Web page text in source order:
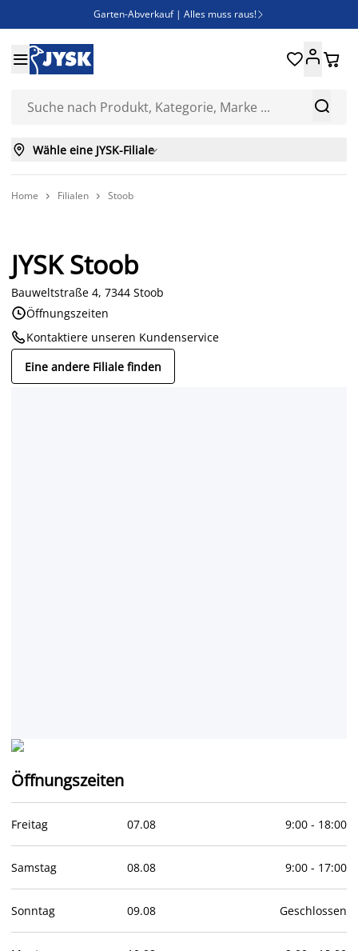
Garten-Abverkauf | Alles muss raus! 
Bist du Unternehmer? Entdecke JYSK-B2B
Esszimmerstuhl ADSLEV um nur 40€


 
 Wähle eine JYSK-Filiale
Home  Filialen  Stoob
JYSK Stoob
Bauweltstraße 4, 7344 Stoob
Öffnungszeiten
Kontaktiere unseren Kundenservice
Eine andere Filiale finden
Öffnungszeiten
Freitag 07.08 9:00- 18:00
Samstag 08.08 9:00- 17:00
Sonntag 09.08 Geschlossen